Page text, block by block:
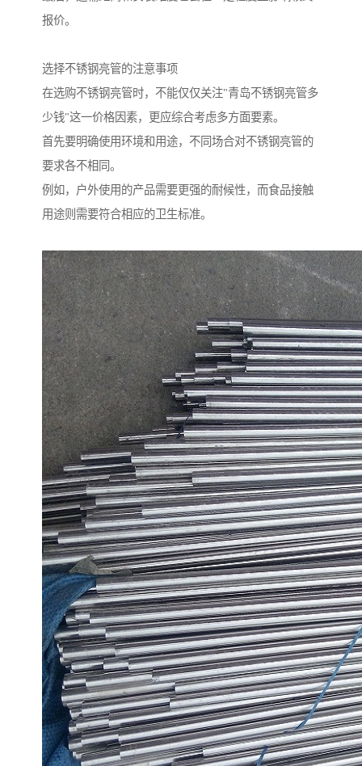
报价。
选择不锈钢亮管的注意事项
在选购不锈钢亮管时，不能仅仅关注"青岛不锈钢亮管多
少钱"这一价格因素，更应综合考虑多方面要素。
首先要明确使用环境和用途，不同场合对不锈钢亮管的
要求各不相同。
例如，户外使用的产品需要更强的耐候性，而食品接触
用途则需要符合相应的卫生标准。